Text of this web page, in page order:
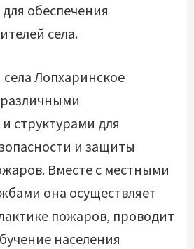
обеспечения
села.
Лопхаринское
структурами для
и защиты
Вместе с местными
она осуществляет
пожаров, проводит
населения